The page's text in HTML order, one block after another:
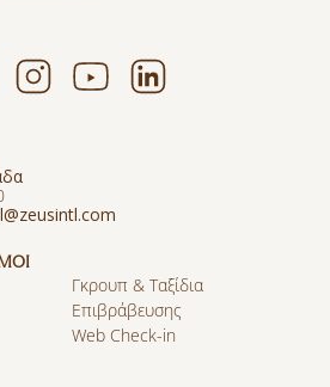
Γκρουπ & Ταξίδια
Επιβράβευσης
Web Check-in